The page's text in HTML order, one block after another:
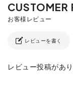
レビューを書く
レビュー投稿があり